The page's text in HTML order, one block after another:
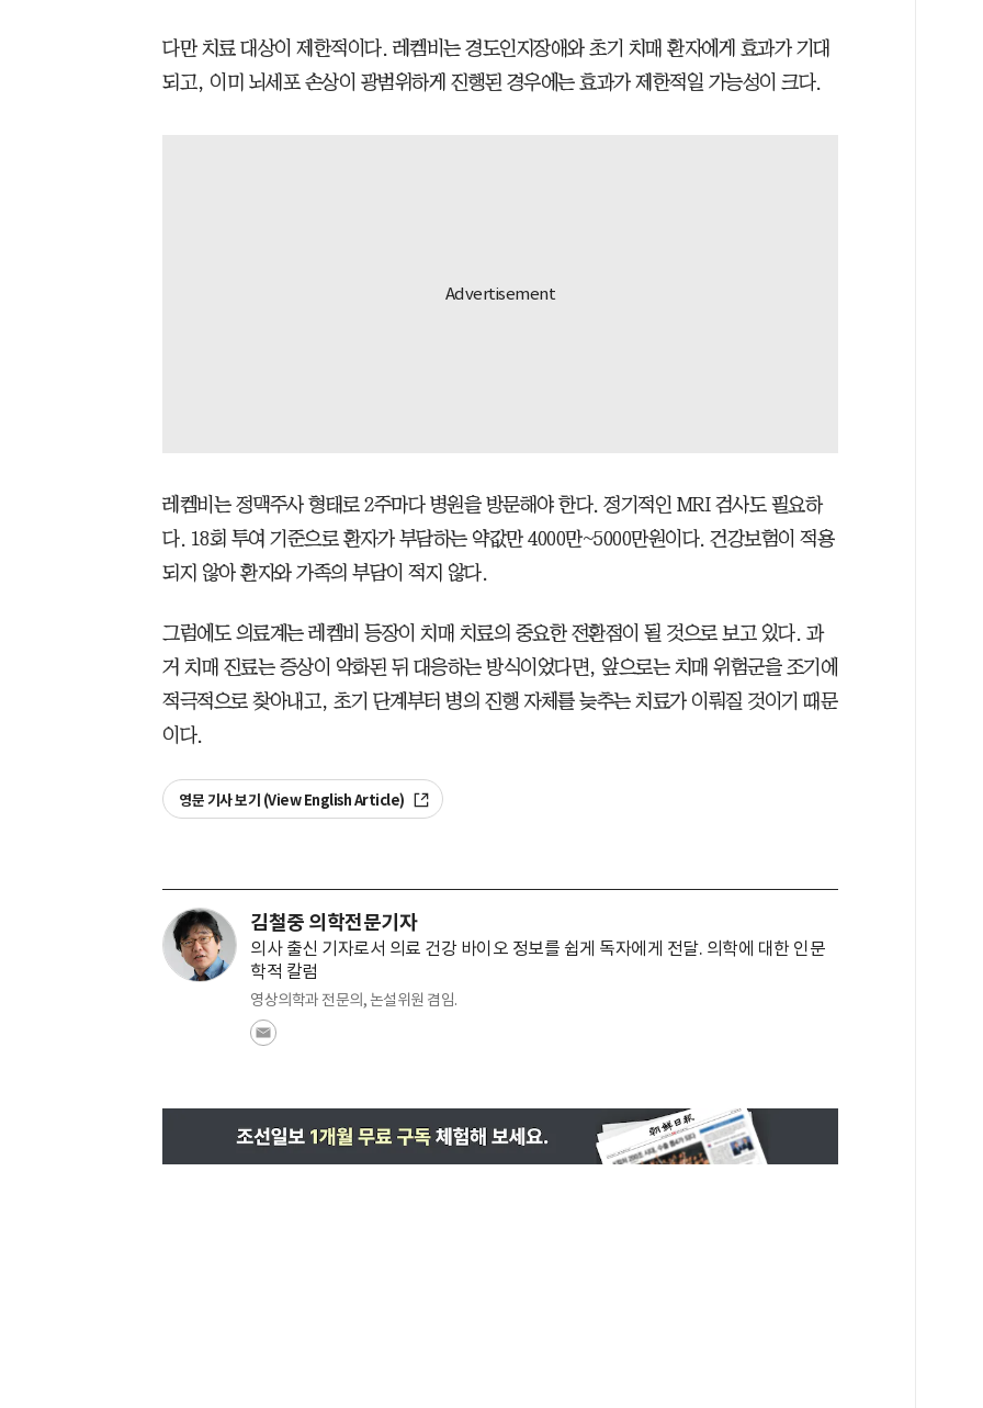
다만 치료 대상이 제한적이다. 레켐비는 경도인지장애와 초기 치매 환자에게 효과가 기대
되고, 이미 뇌세포 손상이 광범위하게 진행된 경우에는 효과가 제한적일 가능성이 크다.
레켐비는 정맥주사 형태로 2주마다 병원을 방문해야 한다. 정기적인 MRI 검사도 필요하
다. 18회 투여 기준으로 환자가 부담하는 약값만 4000만~5000만원이다. 건강보험이 적용
되지 않아 환자와 가족의 부담이 적지 않다.
그럼에도 의료계는 레켐비 등장이 치매 치료의 중요한 전환점이 될 것으로 보고 있다. 과
거 치매 진료는 증상이 악화된 뒤 대응하는 방식이었다면, 앞으로는 치매 위험군을 조기에
적극적으로 찾아내고, 초기 단계부터 병의 진행 자체를 늦추는 치료가 이뤄질 것이기 때문
이다.
영문 기사 보기 (View English Article)
김철중 의학전문기자
의사 출신 기자로서 의료 건강 바이오 정보를 쉽게 독자에게 전달. 의학에 대한 인문
학적 칼럼
영상의학과 전문의, 논설위원 겸임.